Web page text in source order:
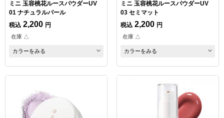
ミニ 玉容桃花ルースパウダーUV
01 ナチュラルパール
税込 2,200 円
在庫 △
カラーをみる
ミニ 玉容桃花ルースパウダーUV
03 セミマット
税込 2,200 円
在庫 △
カラーをみる